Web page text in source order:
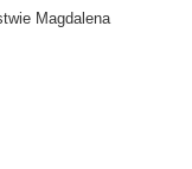
Magdalena